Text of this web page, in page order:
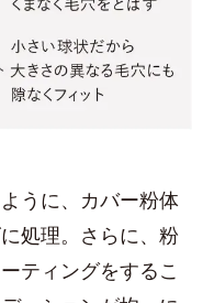
うに、カバー粉体
処理。さらに、粉
ティングをするこ